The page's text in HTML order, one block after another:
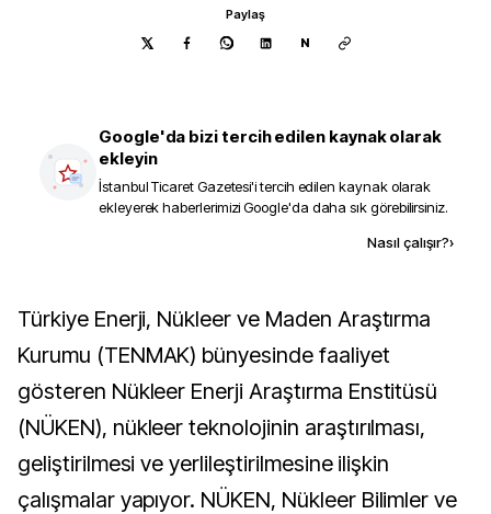
Paylaş
N
Google'da bizi tercih edilen kaynak olarak
ekleyin
İstanbul Ticaret Gazetesi'i tercih edilen kaynak olarak
ekleyerek haberlerimizi Google'da daha sık görebilirsiniz.
Nasıl çalışır?›
Türkiye Enerji, Nükleer ve Maden Araştırma
Kurumu (TENMAK) bünyesinde faaliyet
gösteren Nükleer Enerji Araştırma Enstitüsü
(NÜKEN), nükleer teknolojinin araştırılması,
geliştirilmesi ve yerlileştirilmesine ilişkin
çalışmalar yapıyor. NÜKEN, Nükleer Bilimler ve